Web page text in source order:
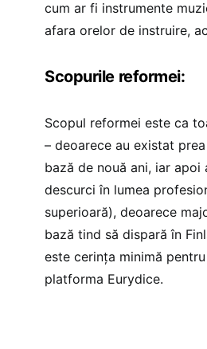
cum ar fi instrumente
afara orelor de instruire,
Scopurile reformei:
Scopul reformei este ca
– deoarece au existat
bază de nouă ani, iar
descurci în lumea
superioară), deoarece
bază tind să dispară în
este cerința minimă
platforma Eurydice.